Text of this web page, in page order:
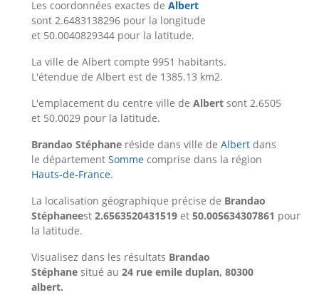
Les coordonnées exactes de Albert
sont 2.6483138296 pour la longitude
et 50.0040829344 pour la latitude.
La ville de Albert compte 9951 habitants.
L'étendue de Albert est de 1385.13 km2.
L'emplacement du centre ville de Albert sont 2.6505
et 50.0029 pour la latitude.
Brandao Stéphane réside dans ville de Albert dans
le département Somme comprise dans la région
Hauts-de-France.
La localisation géographique précise de Brandao
Stéphaneest 2.6563520431519 et 50.005634307861 pour
la latitude.
Visualisez dans les résultats Brandao
Stéphane situé au 24 rue emile duplan, 80300
albert.